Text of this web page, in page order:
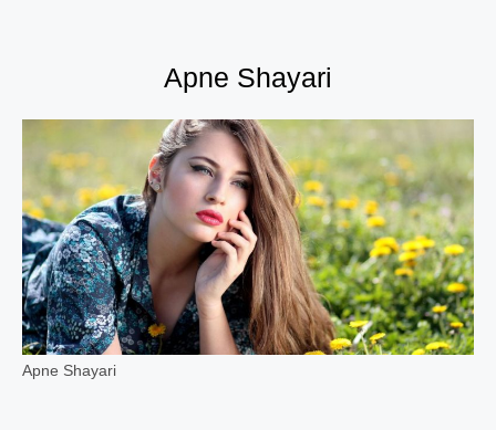
Apne Shayari
Apne Shayari